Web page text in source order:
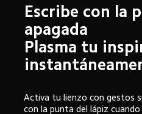
Escribe con la
apagada
Plasma tu
Activa tu lienzo con gestos
con la punta del lápiz